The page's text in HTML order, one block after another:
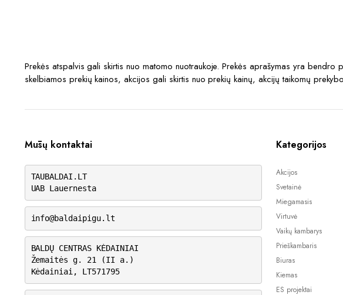
Prekės atspalvis gali skirtis nuo matomo nuotraukoje. Prekės aprašymas yra
skelbiamos prekių kainos, akcijos gali skirtis nuo prekių kainų, akcijų taikomų
Mūsų kontaktai
TAUBALDAI.LT
UAB Lauernesta
info@baldaipigu.lt
BALDŲ CENTRAS KĖDAINIAI
Žemaitės g. 21 (II a.)
Kėdainiai, LT571795
Kategorijos
Akcijos
Svetainė
Miegamasis
Virtuvė
Vaikų kambarys
Prieškambaris
Biuras
Kiemas
ES projektai